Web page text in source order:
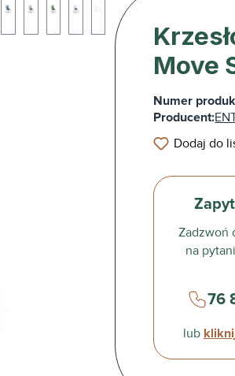
Move
Numer
Producent:
Dodaj do
Zadzwoń
na
76
lub